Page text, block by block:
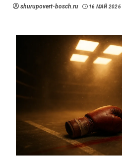
shurupovert-bosch.ru 16 МАЙ 2026